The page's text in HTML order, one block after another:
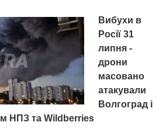
Вибухи в
Росії 31
липня -
дрони
масовано
атакували
Волгоград і
НПЗ та Wildberries